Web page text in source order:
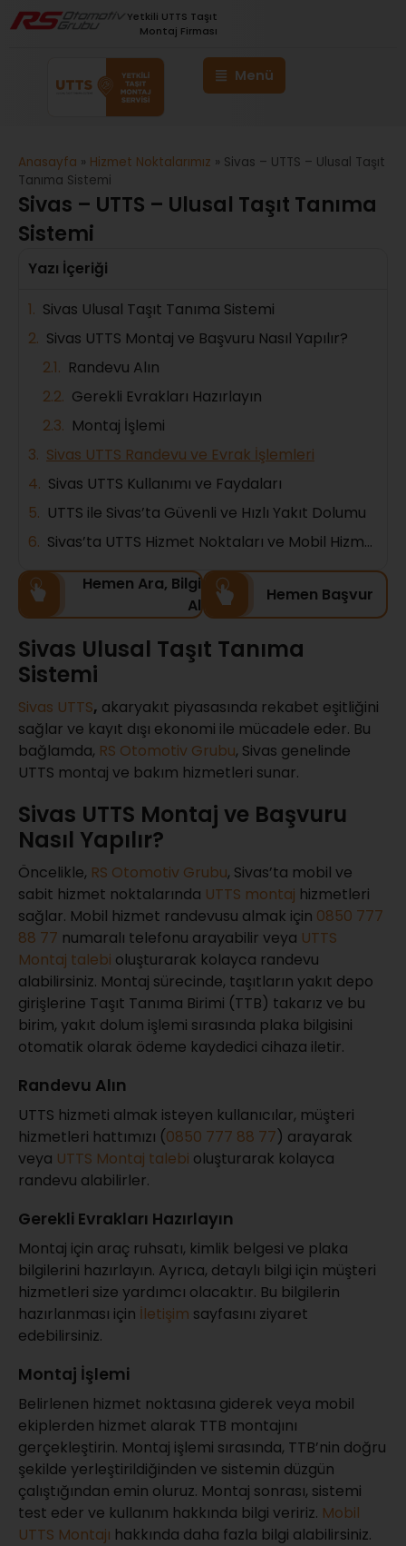
Yetkili UTTS Taşıt
Montaj Firması
Anasayfa » Hizmet Noktalarımız » Sivas – UTTS – Ulusal Taşıt
Tanıma Sistemi
Sivas – UTTS – Ulusal Taşıt Tanıma
Sistemi
Yazı İçeriği
Sivas Ulusal Taşıt Tanıma Sistemi
Sivas UTTS Montaj ve Başvuru Nasıl Yapılır?
Randevu Alın
Gerekli Evrakları Hazırlayın
Montaj İşlemi
Sivas UTTS Randevu ve Evrak İşlemleri
Sivas UTTS Kullanımı ve Faydaları
UTTS ile Sivas’ta Güvenli ve Hızlı Yakıt Dolumu
Sivas’ta UTTS Hizmet Noktaları ve Mobil Hizmetler
Hemen Ara, Bilgi
Al
Hemen Başvur
Sivas Ulusal Taşıt Tanıma
Sistemi
Sivas UTTS, akaryakıt piyasasında rekabet eşitliğini
sağlar ve kayıt dışı ekonomi ile mücadele eder. Bu
bağlamda, RS Otomotiv Grubu, Sivas genelinde
UTTS montaj ve bakım hizmetleri sunar.
Sivas UTTS Montaj ve Başvuru
Nasıl Yapılır?
Öncelikle, RS Otomotiv Grubu, Sivas’ta mobil ve
sabit hizmet noktalarında UTTS montaj hizmetleri
sağlar. Mobil hizmet randevusu almak için 0850 777
88 77 numaralı telefonu arayabilir veya UTTS
Montaj talebi oluşturarak kolayca randevu
alabilirsiniz. Montaj sürecinde, taşıtların yakıt depo
girişlerine Taşıt Tanıma Birimi (TTB) takarız ve bu
birim, yakıt dolum işlemi sırasında plaka bilgisini
otomatik olarak ödeme kaydedici cihaza iletir.
Randevu Alın
UTTS hizmeti almak isteyen kullanıcılar, müşteri
hizmetleri hattımızı (0850 777 88 77) arayarak
veya UTTS Montaj talebi oluşturarak kolayca
randevu alabilirler.
Gerekli Evrakları Hazırlayın
Montaj için araç ruhsatı, kimlik belgesi ve plaka
bilgilerini hazırlayın. Ayrıca, detaylı bilgi için müşteri
hizmetleri size yardımcı olacaktır. Bu bilgilerin
hazırlanması için İletişim sayfasını ziyaret
edebilirsiniz.
Montaj İşlemi
Belirlenen hizmet noktasına giderek veya mobil
ekiplerden hizmet alarak TTB montajını
gerçekleştirin. Montaj işlemi sırasında, TTB’nin doğru
şekilde yerleştirildiğinden ve sistemin düzgün
çalıştığından emin oluruz. Montaj sonrası, sistemi
test eder ve kullanım hakkında bilgi veririz. Mobil
UTTS Montajı hakkında daha fazla bilgi alabilirsiniz.